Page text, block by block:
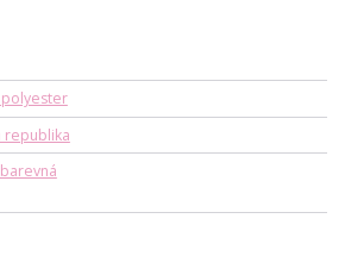
polyester
republika